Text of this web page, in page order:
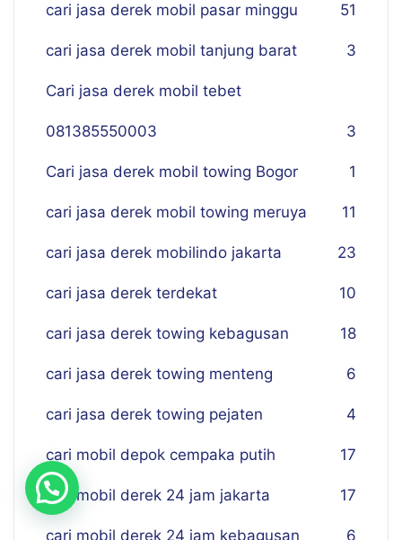
cari jasa derek mobil pasar minggu 51
cari jasa derek mobil tanjung barat 3
Cari jasa derek mobil tebet
081385550003 3
Cari jasa derek mobil towing Bogor 1
cari jasa derek mobil towing meruya 11
cari jasa derek mobilindo jakarta 23
cari jasa derek terdekat 10
cari jasa derek towing kebagusan 18
cari jasa derek towing menteng 6
cari jasa derek towing pejaten 4
cari mobil depok cempaka putih 17
cari mobil derek 24 jam jakarta 17
cari mobil derek 24 jam kebagusan 6